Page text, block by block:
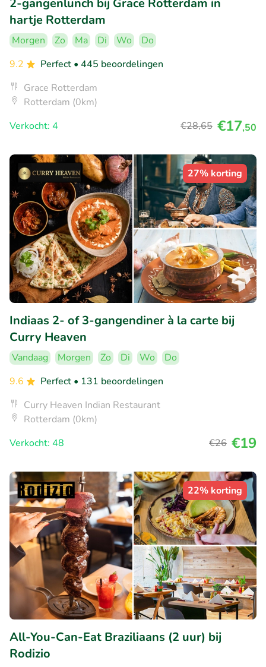
2-gangenlunch bij Grace Rotterdam in
hartje Rotterdam
Morgen Zo Ma Di Wo
Do
9.2
Perfect • 445 beoordelingen
Grace Rotterdam
Rotterdam (0km)
Verkocht: 4
€28,65 €17,50
27% korting
Indiaas 2- of 3-gangendiner à la carte bij
Curry Heaven
Vandaag Morgen Zo Di Wo
Do
9.6
Perfect • 131 beoordelingen
Curry Heaven Indian Restaurant
Rotterdam (0km)
Verkocht: 48
€26 €19
22% korting
All-You-Can-Eat Braziliaans (2 uur) bij
Rodizio